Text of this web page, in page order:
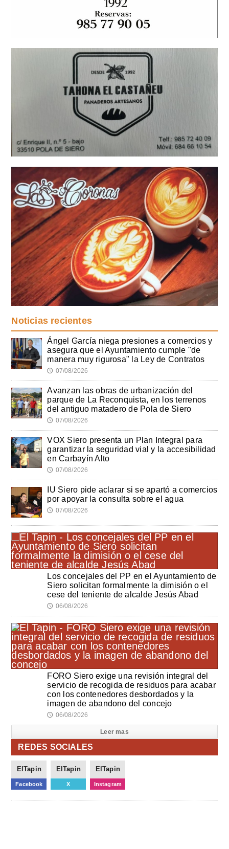
Noticias recientes
Ángel García niega presiones a comercios y
asegura que el Ayuntamiento cumple "de
manera muy rigurosa" la Ley de Contratos
🕔 07/08/2026
Avanzan las obras de urbanización del
parque de La Reconquista, en los terrenos
del antiguo matadero de Pola de Siero
🕔 07/08/2026
VOX Siero presenta un Plan Integral para
garantizar la seguridad vial y la accesibilidad
en Carbayín Alto
🕔 07/08/2026
IU Siero pide aclarar si se apartó a comercios
por apoyar la consulta sobre el agua
🕔 07/08/2026
Los concejales del PP en el Ayuntamiento de
Siero solicitan formalmente la dimisión o el
cese del teniente de alcalde Jesús Abad
🕔 06/08/2026
FORO Siero exige una revisión integral del
servicio de recogida de residuos para acabar
con los contenedores desbordados y la
imagen de abandono del concejo
🕔 06/08/2026
Leer mas
REDES SOCIALES
ElTapin
Facebook
ElTapin
X
ElTapin
Instagram